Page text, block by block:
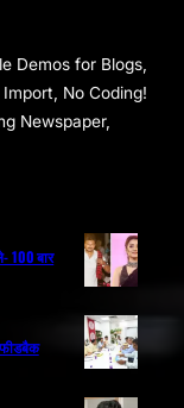
Demos for Blogs,
No Coding!
Newspaper,
100 बार
फीडबैक